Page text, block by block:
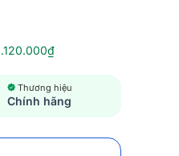
Thương hiệu
Chính hãng